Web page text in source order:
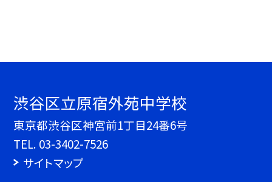
渋谷区立原宿外苑中学校
東京都渋谷区神宮前1丁目24番6号
TEL. 03-3402-7526
サイトマップ